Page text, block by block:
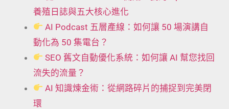
養殖日誌與五大核心進化
AI Podcast 五層產線：如何讓 50 場演講自
動化為 50 集電台？
SEO 舊文自動優化系統：如何讓 AI 幫您找回
流失的流量？
AI 知識煉金術：從網路碎片的捕捉到完美閉
環